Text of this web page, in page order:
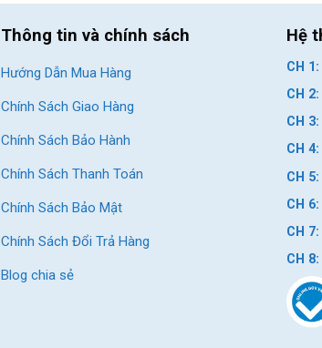
Thông tin và chính sách
Hướng Dẫn Mua Hàng
Chính Sách Giao Hàng
Chính Sách Bảo Hành
Chính Sách Thanh Toán
Chính Sách Bảo Mật
Chính Sách Đổi Trả Hàng
Blog chia sẻ
Hệ
CH 1:
CH 2:
CH 3:
CH 4:
CH 5:
CH 6:
CH 7:
CH 8: